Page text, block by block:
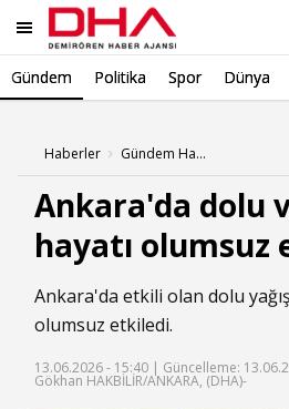
Gündem Politika Spor Dünya
Haberler Gündem Haberleri
Ankara'da dolu
hayatı olumsuz
Ankara'da etkili olan dolu
olumsuz etkiledi.
13.06.2026 - 15:40 | Güncelleme:
Gökhan HAKBİLİR/ANKARA, (DHA)-